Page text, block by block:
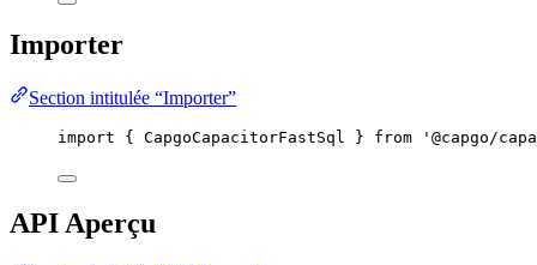
Importer
Section intitulée “Importer”
import { CapgoCapacitorFastSql } from '@capgo/
API Aperçu